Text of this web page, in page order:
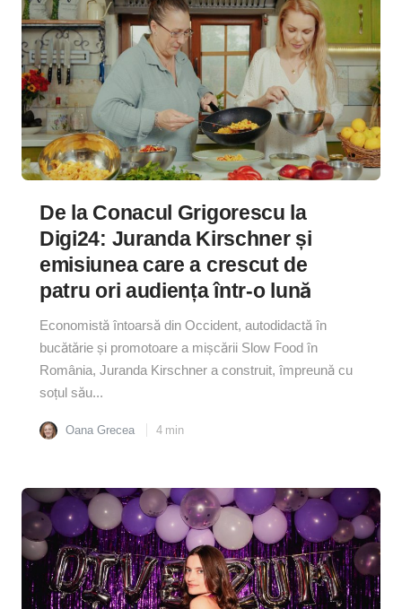
De la Conacul Grigorescu la
Digi24: Juranda Kirschner și
emisiunea care a crescut de
patru ori audiența într-o lună
Economistă întoarsă din Occident, autodidactă în
bucătărie și promotoare a mișcării Slow Food în
România, Juranda Kirschner a construit, împreună cu
soțul său...
Oana Grecea 4 min